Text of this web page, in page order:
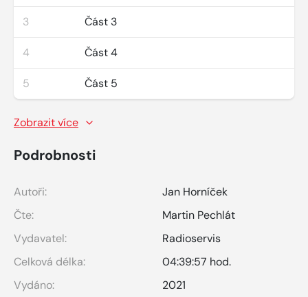
3 Část 3
4 Část 4
5 Část 5
Zobrazit více
Podrobnosti
Autoři:
Jan Horníček
Čte:
Martin Pechlát
Vydavatel:
Radioservis
Celková délka:
04:39:57 hod.
Vydáno:
2021